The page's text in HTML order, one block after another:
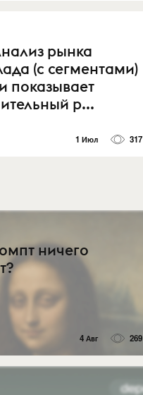
рынка
(с сегментами)
показывает
р...
1 Июл 317
ничего
4 Авг 269